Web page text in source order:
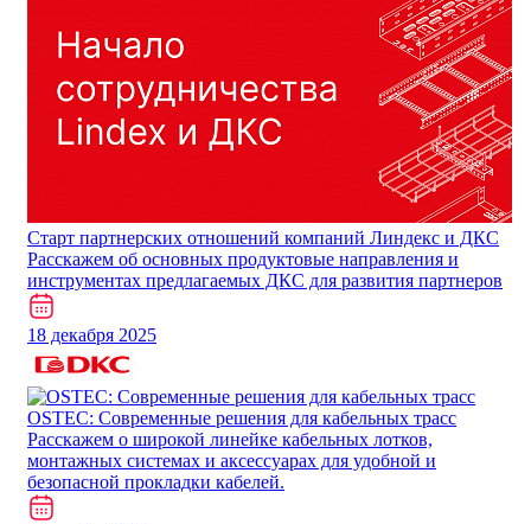
Cтарт партнерских отношений компаний Линдекс и ДКС
Расскажем об основных продуктовые направления и
инструментах предлагаемых ДКС для развития партнеров
18 декабря 2025
​​​​​OSTEC: Современные решения для кабельных трасс
Расскажем о широкой линейке кабельных лотков,
монтажных системах и аксессуарах для удобной и
безопасной прокладки кабелей.